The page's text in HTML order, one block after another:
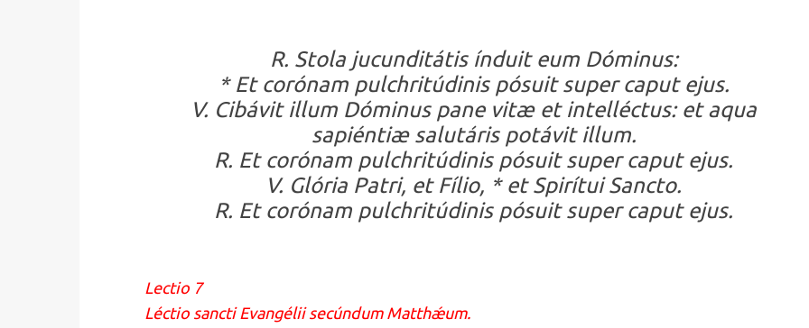
R. Stola jucunditátis índuit eum Dóminus:
* Et corónam pulchritúdinis pósuit super caput ejus.
V. Cibávit illum Dóminus pane vitæ et intelléctus: et aqua
sapiéntiæ salutáris potávit illum.
R. Et corónam pulchritúdinis pósuit super caput ejus.
V. Glória Patri, et Fílio, * et Spirítui Sancto.
R. Et corónam pulchritúdinis pósuit super caput ejus.
Lectio 7
Léctio sancti Evangélii secúndum Matthǽum.